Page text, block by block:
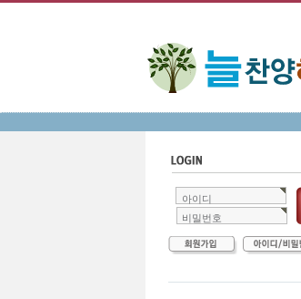
아이디
비밀번호